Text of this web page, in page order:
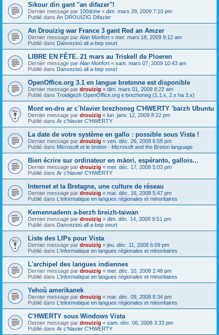
Sikour din gant "an difazer"!
Dernier message par 100drine « dim. mars 29, 2009 7:10 pm
Publié dans An DROUIZIG Difazier
An Drouizig war France 3 gant Red an Amzer
Dernier message par Alan Monfort « mer. mars 18, 2009 9:12 am
Publié dans Danvezioù all a-bep seurt
LIBRE EN FÊTE. 21 mars au Triskell de Ploeren
Dernier message par Alan Monfort « sam. mars 07, 2009 10:43 am
Publié dans Danvezioù all a-bep seurt
OpenOffice.org 3.1 en langue bretonne est disponible
Dernier message par drouizig « dim. mars 01, 2009 8:22 am
Publié dans Troidigezh OpenOffice.org e brezhoneg (1.1.x, 2.x ha 3.x)
Mont en-dro ar c´hlavier brezhoneg C'HWERTY 'barzh Ubuntu
Dernier message par drouizig « lun. janv. 12, 2009 8:22 pm
Publié dans Ar c'hlavier C'HWERTY
La date de votre système en gallo : possible sous Vista !
Dernier message par drouizig « ven. déc. 26, 2008 6:58 pm
Publié dans Microsoft et le breton - Microsoft and the Breton language
Bien écrire sur ordinateur en māori, espéranto, gallois...
Dernier message par drouizig « mer. déc. 17, 2008 5:03 pm
Publié dans Ar c'hlavier C'HWERTY
Internet et la Bretagne, une culture de réseau
Dernier message par drouizig « mar. déc. 16, 2008 5:47 pm
Publié dans L'informatique en langues régionales et minoritaires
Kemennadenn a-berzh breizh-taiwan
Dernier message par drouizig « dim. déc. 14, 2008 9:51 pm
Publié dans Danvezioù all a-bep seurt
Liste des LIPs pour Vista
Dernier message par drouizig « jeu. déc. 11, 2008 6:09 pm
Publié dans L'informatique en langues régionales et minoritaires
L'archipel des langues indiennes
Dernier message par drouizig « mer. déc. 10, 2008 2:48 pm
Publié dans L'informatique en langues régionales et minoritaires
Yehoù amerikanek
Dernier message par drouizig « mar. déc. 09, 2008 8:34 pm
Publié dans L'informatique en langues régionales et minoritaires
C’HWERTY sous Windows Vista
Dernier message par drouizig « sam. déc. 06, 2008 3:33 pm
Publié dans Ar c'hlavier C'HWERTY